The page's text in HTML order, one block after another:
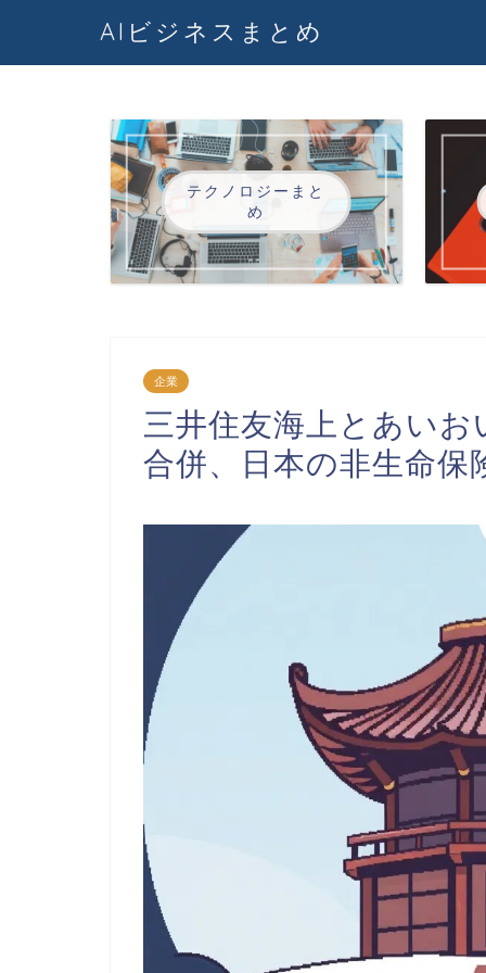
AIビジネスまとめ
テクノロジーまと
め
企業
三井住友海上とあい
合併、日本の非生命保